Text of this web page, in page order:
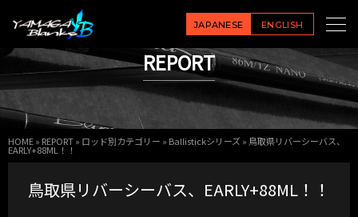
JAPANESE ENGLISH
REPORT
HOME» REPORT» ロッド別カテゴリー » Ballistickシリーズ» 鳥取県リバーシーバス、
EARLY+88ML！！
鳥取県リバーシーバス、EARLY+88ML！！